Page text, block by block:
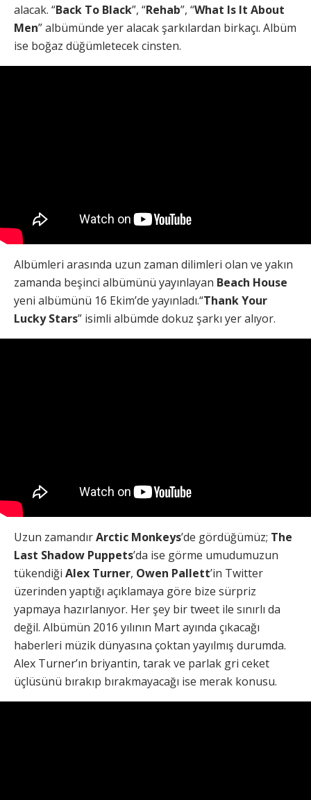
alacak. “Back To Black”, “Rehab”, “What Is It About
Men” albümünde yer alacak şarkılardan birkaçı. Albüm
ise boğaz düğümletecek cinsten.
Albümleri arasında uzun zaman dilimleri olan ve yakın
zamanda beşinci albümünü yayınlayan Beach House
yeni albümünü 16 Ekim’de yayınladı.“Thank Your
Lucky Stars” isimli albümde dokuz şarkı yer alıyor.
Uzun zamandırArctic Monkeys’de gördüğümüz; The
Last Shadow Puppets’da ise görme umudumuzun
tükendiği Alex Turner, Owen Pallett’in Twitter
üzerinden yaptığı açıklamaya göre bize sürpriz
yapmaya hazırlanıyor. Her şey bir tweet ile sınırlı da
değil. Albümün 2016 yılının Mart ayında çıkacağı
haberleri müzik dünyasına çoktan yayılmış durumda.
Alex Turner’ın briyantin, tarak ve parlak gri ceket
üçlüsünü bırakıp bırakmayacağı ise merak konusu.